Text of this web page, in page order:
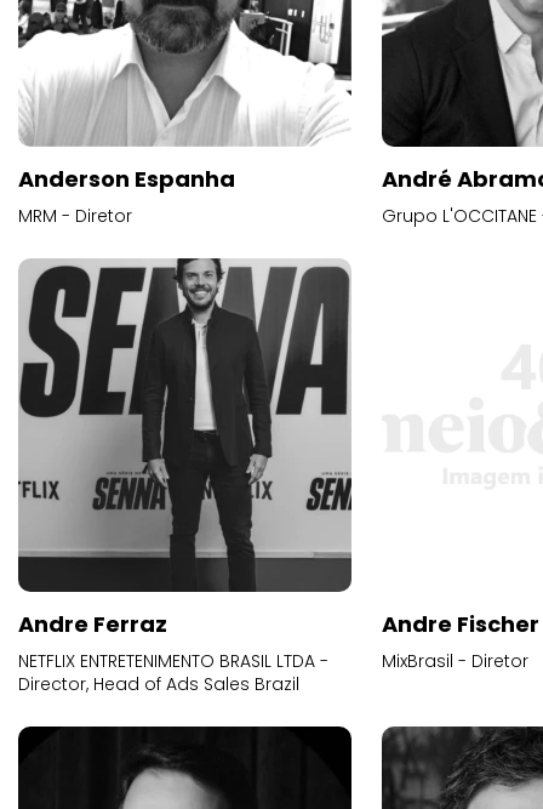
Anderson Espanha
MRM - Diretor
André
Grupo
Andre Ferraz
NETFLIX ENTRETENIMENTO BRASIL LTDA -
Director, Head of Ads Sales Brazil
Andre Fischer
MixBrasil - Diretor